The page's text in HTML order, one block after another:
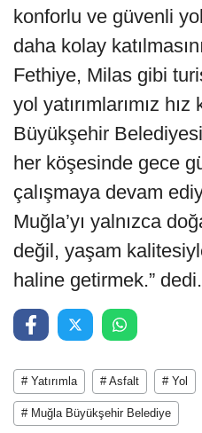
konforlu ve güvenli
daha kolay
Fethiye, Milas gibi
yol yatırımlarımız
Büyükşehir
her köşesinde gece
çalışmaya devam
Muğla’yı yalnızca
değil, yaşam
haline getirmek.” dedi.
# Yatırımla # Asfalt # Yol
# Muğla Büyükşehir Belediye